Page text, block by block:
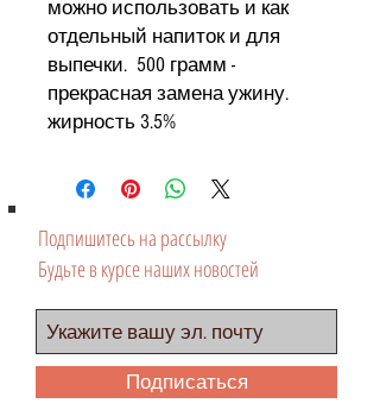
можно использовать и как
отдельный напиток и для
выпечки. 500 грамм -
прекрасная замена ужину.
жирность 3.5%
Подпишитесь на рассылку
Будьте в курсе наших новостей
Подписаться